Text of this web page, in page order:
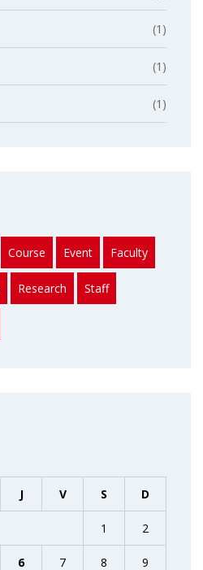
(1)
(1)
(1)
Course Event Faculty
Research Staff
J V S D
1 2
6 7 8 9